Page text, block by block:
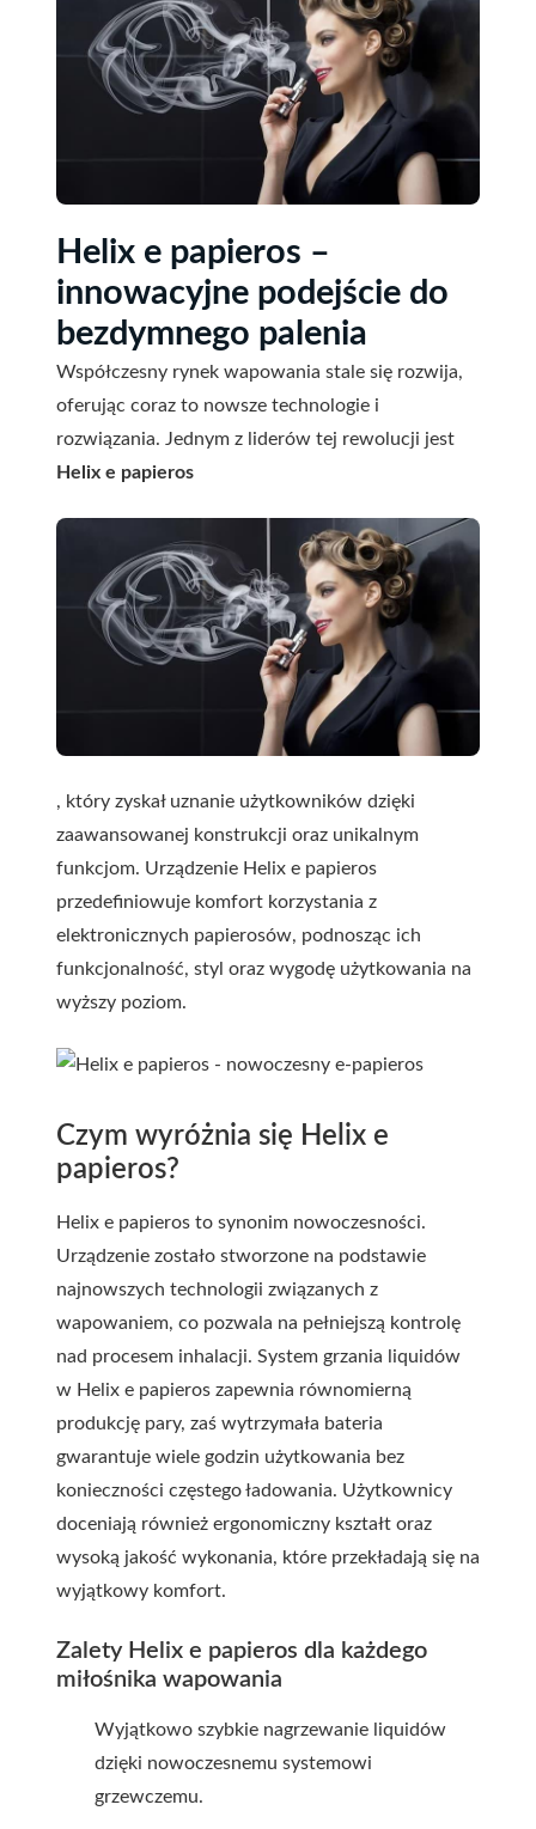
Helix e papieros –
innowacyjne podejście do
bezdymnego palenia
Współczesny rynek wapowania stale się rozwija,
oferując coraz to nowsze technologie i
rozwiązania. Jednym z liderów tej rewolucji jest
Helix e papieros
, który zyskał uznanie użytkowników dzięki
zaawansowanej konstrukcji oraz unikalnym
funkcjom. Urządzenie Helix e papieros
przedefiniowuje komfort korzystania z
elektronicznych papierosów, podnosząc ich
funkcjonalność, styl oraz wygodę użytkowania na
wyższy poziom.
Czym wyróżnia się Helix e
papieros?
Helix e papieros to synonim nowoczesności.
Urządzenie zostało stworzone na podstawie
najnowszych technologii związanych z
wapowaniem, co pozwala na pełniejszą kontrolę
nad procesem inhalacji. System grzania liquidów
w Helix e papieros zapewnia równomierną
produkcję pary, zaś wytrzymała bateria
gwarantuje wiele godzin użytkowania bez
konieczności częstego ładowania. Użytkownicy
doceniają również ergonomiczny kształt oraz
wysoką jakość wykonania, które przekładają się na
wyjątkowy komfort.
Zalety Helix e papieros dla każdego
miłośnika wapowania
Wyjątkowo szybkie nagrzewanie liquidów
dzięki nowoczesnemu systemowi
grzewczemu.